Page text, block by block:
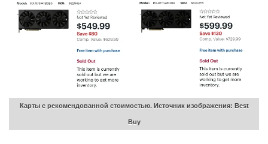
Карты с рекомендованной стоимостью. Источник изображения: Best
Buy